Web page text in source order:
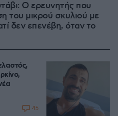
Ο ερευνητής που
του μικρού σκυλιού με
δεν επενέβη, όταν το
45